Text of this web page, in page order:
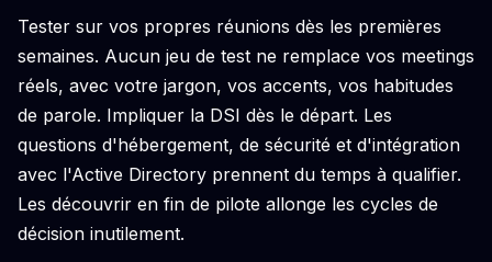
Tester sur vos propres réunions dès les premières
semaines. Aucun jeu de test ne remplace vos meetings
réels, avec votre jargon, vos accents, vos habitudes
de parole. Impliquer la DSI dès le départ. Les
questions d'hébergement, de sécurité et d'intégration
avec l'Active Directory prennent du temps à qualifier.
Les découvrir en fin de pilote allonge les cycles de
décision inutilement.